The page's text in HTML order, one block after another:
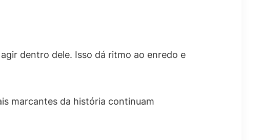
dentro dele. Isso dá ritmo ao enredo e
marcantes da história continuam